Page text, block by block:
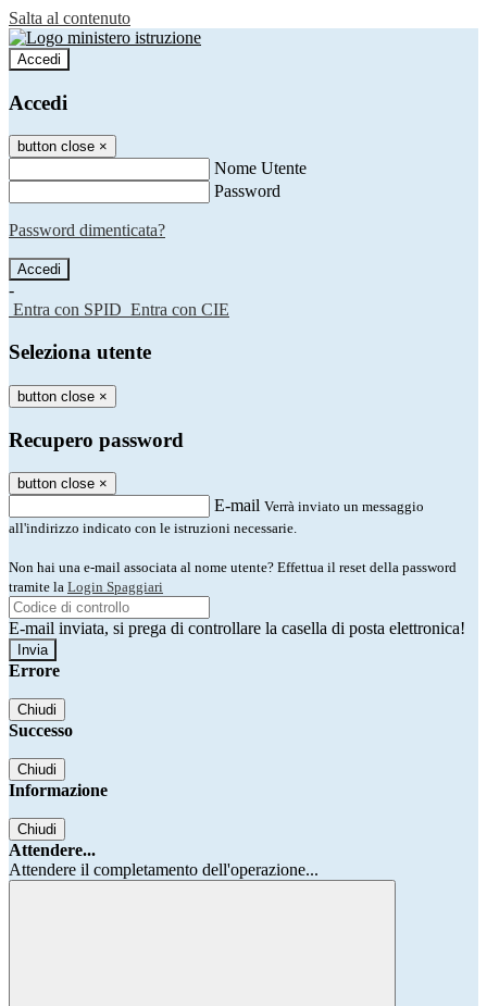
Salta al contenuto
Accedi
Accedi
button close ×
Nome Utente
Password
Password dimenticata?
-
Entra con SPID Entra con CIE
Seleziona utente
button close ×
Recupero password
button close ×
E-mail Verrà inviato un messaggio
all'indirizzo indicato con le istruzioni necessarie.
Non hai una e-mail associata al nome utente? Effettua il reset della password
tramite la Login Spaggiari
E-mail inviata, si prega di controllare la casella di posta elettronica!
Errore
Chiudi
Successo
Chiudi
Informazione
Chiudi
Attendere...
Attendere il completamento dell'operazione...